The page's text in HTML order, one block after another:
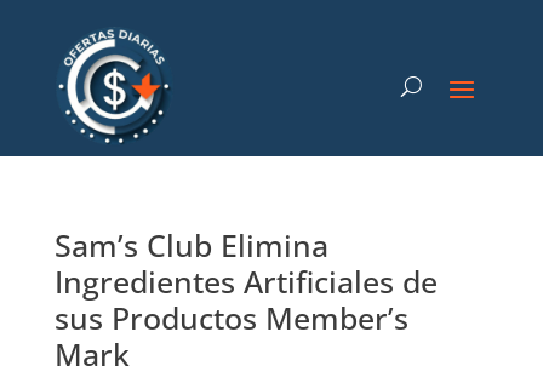
Sam’s Club Elimina
Ingredientes Artificiales de
sus Productos Member’s
Mark